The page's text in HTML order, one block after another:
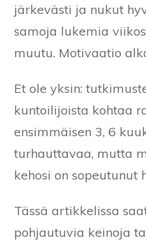
järkevästi ja nukut
samoja lukemia
muutu. Motivaatio
Et ole yksin:
kuntoilijoista kohtaa
ensimmäisen 3, 6
turhauttavaa, mutta
kehosi on sopeutunut
Tässä artikkelissa
pohjautuvia keinoja